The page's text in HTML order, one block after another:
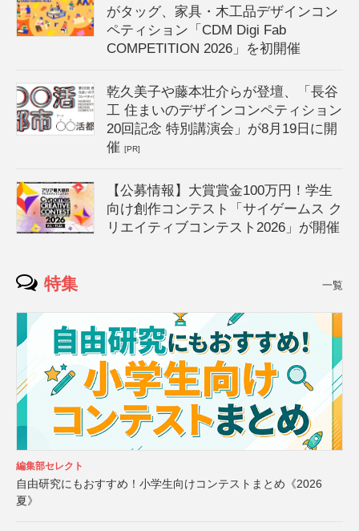
がタッグ、家具・木工品デザインコン
ペティション「CDM Digi Fab
COMPETITION 2026」を初開催
乾久美子や藤本壮介らが登壇、「長谷
工 住まいのデザインコンペティション
20回記念 特別講演会」が8月19日に開
催[PR]
【公募情報】大賞賞金100万円！学生
向け創作コンテスト「サイゲームス ク
リエイティブコンテスト2026」が開催
特集 一覧
編集部セレクト
自由研究にもおすすめ！小学生向けコンテストまとめ《2026
夏》